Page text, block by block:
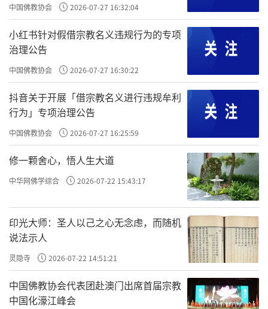
活动，不得允许、支持或者配合任何组织或个
人进行商业化运作。
第五条 佛教团体、佛教院校、佛教活动场
所及佛教教职人员在佛教活动场所外组织开展
的集体放生活动，活动组织者应在活动举行日
前30日按照《宗教事务条例》的有关规定履行
大型宗教活动审批手续。
第六条 佛教界放生活动须按相关规定，报
请环保、农业、林草、海洋、检疫等部门进行
放生物种、数量、规格、时间、地点审查，确
保放生物种非外来入侵物种，避免过度放生导
致生态灾难。
不得在自然保护区、城市景观水域等明令
禁止区域放生。
中国佛教协会 2026-07-27 16:32:04
小红书针对假借宗教名义违规行为的专项
治理公告
中国佛教协会 2026-07-27 16:30:22
抖音关于开展「借宗教名义进行违规牟利
行为」专项治理公告
中国佛教协会 2026-07-27 16:25:59
修一颗舍心，悟人生大道
中华网佛学综合 2026-07-22 15:43:17
印光大师：圣人以己之心无念虑，而随机
说法示人
灵隐寺 2026-07-22 14:51:21
中国佛教协会代表团赴澳门出席首届宗教
中国化濠江峰会